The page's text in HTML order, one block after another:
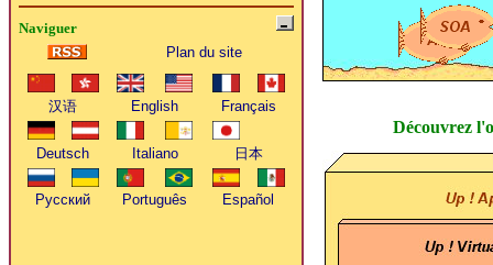
Naviguer
Plan du site
Découvrez